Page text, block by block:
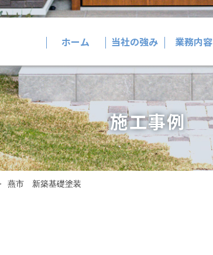
ホーム 当社の強み 業務内容
施工事例
燕市 新築基礎塗装